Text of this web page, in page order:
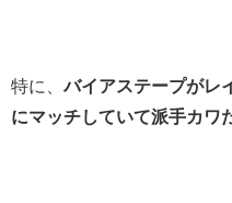
特に、バイアステープがレ
にマッチしていて派手カワ